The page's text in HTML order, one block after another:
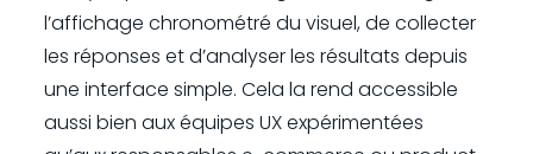
l’affichage chronométré du visuel, de collecter
les réponses et d’analyser les résultats depuis
une interface simple. Cela la rend accessible
aussi bien aux équipes UX expérimentées